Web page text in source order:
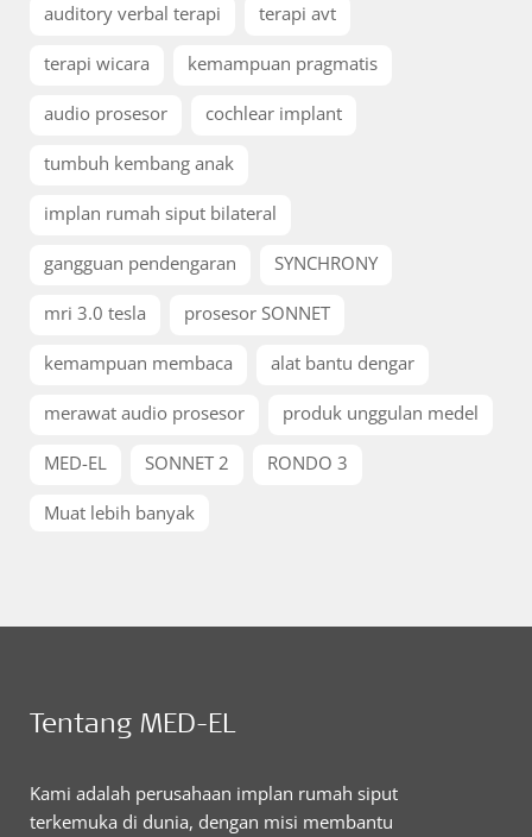
auditory verbal terapi terapi avt
terapi wicara kemampuan pragmatis
audio prosesor cochlear implant
tumbuh kembang anak
implan rumah siput bilateral
gangguan pendengaran SYNCHRONY
mri 3.0 tesla prosesor SONNET
kemampuan membaca alat bantu dengar
merawat audio prosesor produk unggulan medel
MED-EL SONNET 2 RONDO 3
Muat lebih banyak
Tentang MED-EL
Kami adalah perusahaan implan rumah siput
terkemuka di dunia, dengan misi membantu